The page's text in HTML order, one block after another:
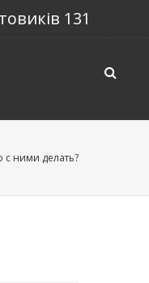
131
с ними делать?